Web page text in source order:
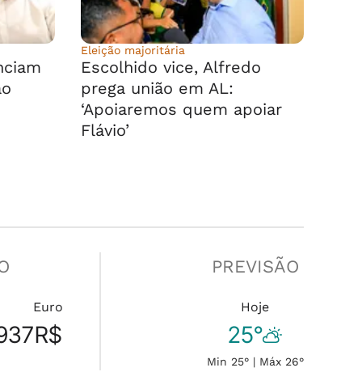
Eleição majoritária
Escolhido vice, Alfredo
prega união em AL:
‘Apoiaremos quem apoiar
Flávio’
Euro
R$
PREVISÃO
Hoje
25°
Min 25° | Máx 26°